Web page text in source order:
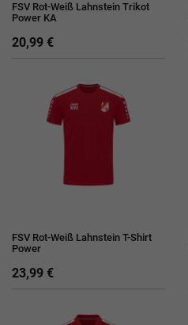
FSV Rot-Weiß Lahnstein Trikot
Power KA
20,99 €
FSV Rot-Weiß Lahnstein T-Shirt
Power
23,99 €